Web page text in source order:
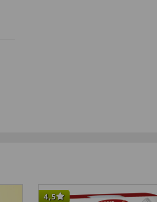
4,5